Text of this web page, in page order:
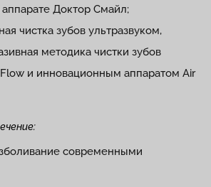
Доктор Смайл;
чистка зубов ультразвуком,
методика чистки зубов
и инновационным аппаратом Air
современными